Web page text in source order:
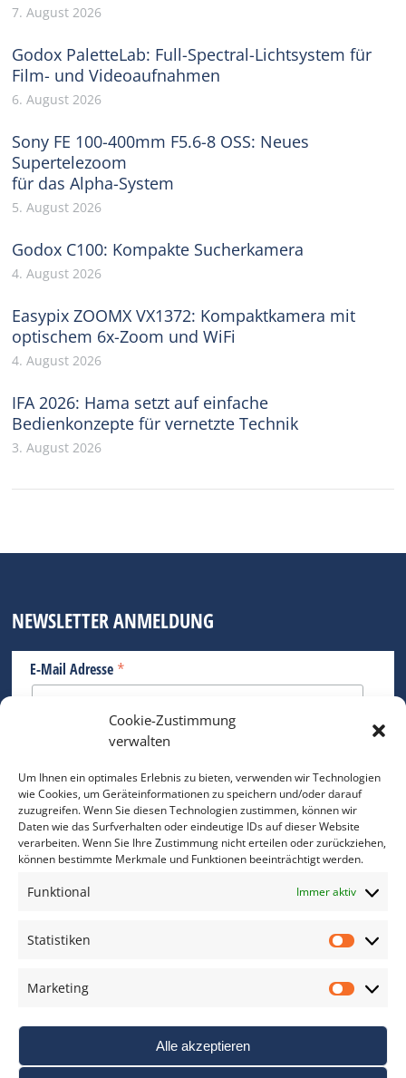
Cookie-Zustimmung
verwalten
Um Ihnen ein optimales Erlebnis zu bieten, verwenden wir Technologien
wie Cookies, um Geräteinformationen zu speichern und/oder darauf
zuzugreifen. Wenn Sie diesen Technologien zustimmen, können wir
Daten wie das Surfverhalten oder eindeutige IDs auf dieser Website
verarbeiten. Wenn Sie Ihre Zustimmung nicht erteilen oder zurückziehen,
können bestimmte Merkmale und Funktionen beeinträchtigt werden.
Funktional Immer aktiv
Statistiken
Marketing
Alle akzeptieren
7. August 2026
Godox PaletteLab: Full-Spectral-Lichtsystem für
Film- und Videoaufnahmen
6. August 2026
Sony FE 100-400mm F5.6-8 OSS: Neues
Supertelezoom
für das Alpha-System
5. August 2026
Godox C100: Kompakte Sucherkamera
4. August 2026
Easypix ZOOMX VX1372: Kompaktkamera mit
optischem 6x-Zoom und WiFi
4. August 2026
IFA 2026: Hama setzt auf einfache
Bedienkonzepte für vernetzte Technik
3. August 2026
NEWSLETTER ANMELDUNG
E-Mail Adresse *
Bitte geben Sie Ihre E-Mail Adresse ein.
*